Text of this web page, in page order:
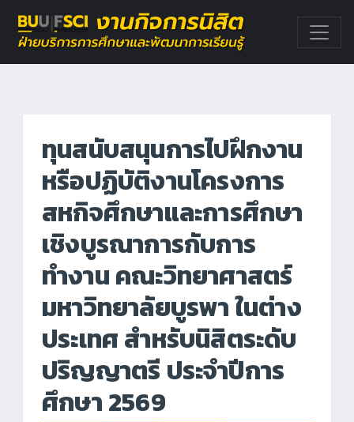
ทุนสนับสนุนการไปฝึกงาน
หรือปฏิบัติงานโครงการ
สหกิจศึกษาและการศึกษา
เชิงบูรณาการกับการ
ทำงาน คณะวิทยาศาสตร์
มหาวิทยาลัยบูรพา ในต่าง
ประเทศ สำหรับนิสิตระดับ
ปริญญาตรี ประจำปีการ
ศึกษา 2569